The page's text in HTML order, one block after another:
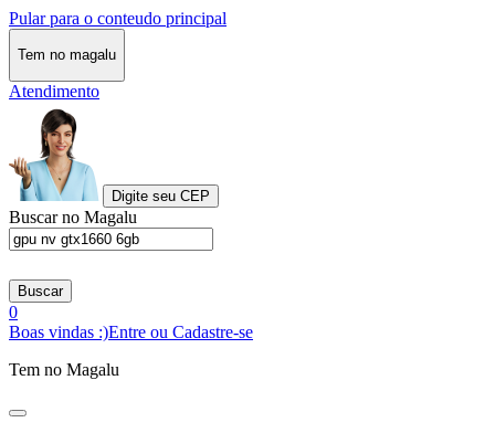
Pular para o conteudo principal
Tem no magalu
Atendimento
Digite seu CEP
Buscar no Magalu
Buscar
0
Boas vindas :)Entre ou Cadastre-se
Tem no Magalu